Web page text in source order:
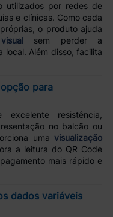
utilizados por redes de
e clínicas. Como cada
o produto ajuda
sem perder a
local. Além disso, facilita
para
excelente resistência,
no balcão ou
umavisualização
a leitura do QR Code
mais rápido e
dados variáveis